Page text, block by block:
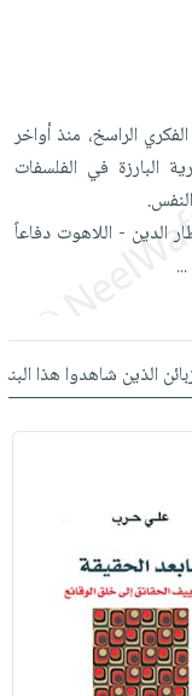
الراسخ، منذ أواخر
البارزة في الفلسفات
الدين - اللاهوت دفاعاً
...
الذين شاهدوا هذا